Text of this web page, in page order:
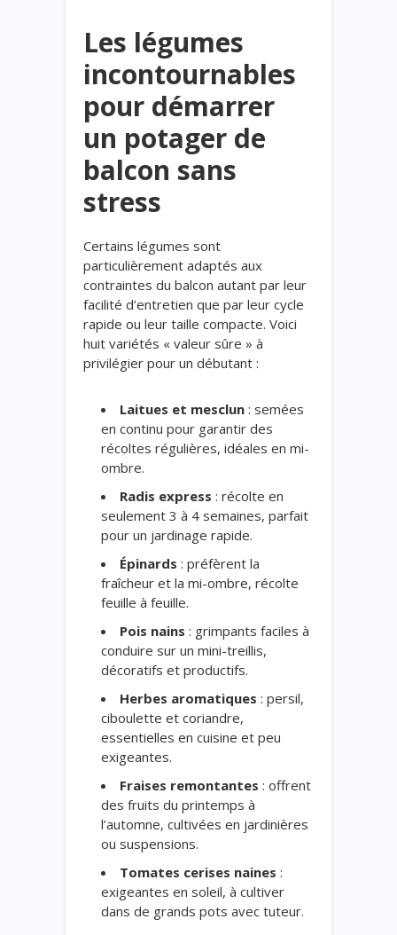
Les légumes
incontournables
pour démarrer
un potager de
balcon sans
stress
Certains légumes sont
particulièrement adaptés aux
contraintes du balcon autant par leur
facilité d’entretien que par leur cycle
rapide ou leur taille compacte. Voici
huit variétés « valeur sûre » à
privilégier pour un débutant :
Laitues et mesclun : semées
en continu pour garantir des
récoltes régulières, idéales en mi-
ombre.
Radis express : récolte en
seulement 3 à 4 semaines, parfait
pour un jardinage rapide.
Épinards : préfèrent la
fraîcheur et la mi-ombre, récolte
feuille à feuille.
Pois nains : grimpants faciles à
conduire sur un mini-treillis,
décoratifs et productifs.
Herbes aromatiques : persil,
ciboulette et coriandre,
essentielles en cuisine et peu
exigeantes.
Fraises remontantes : offrent
des fruits du printemps à
l’automne, cultivées en jardinières
ou suspensions.
Tomates cerises naines :
exigeantes en soleil, à cultiver
dans de grands pots avec tuteur.